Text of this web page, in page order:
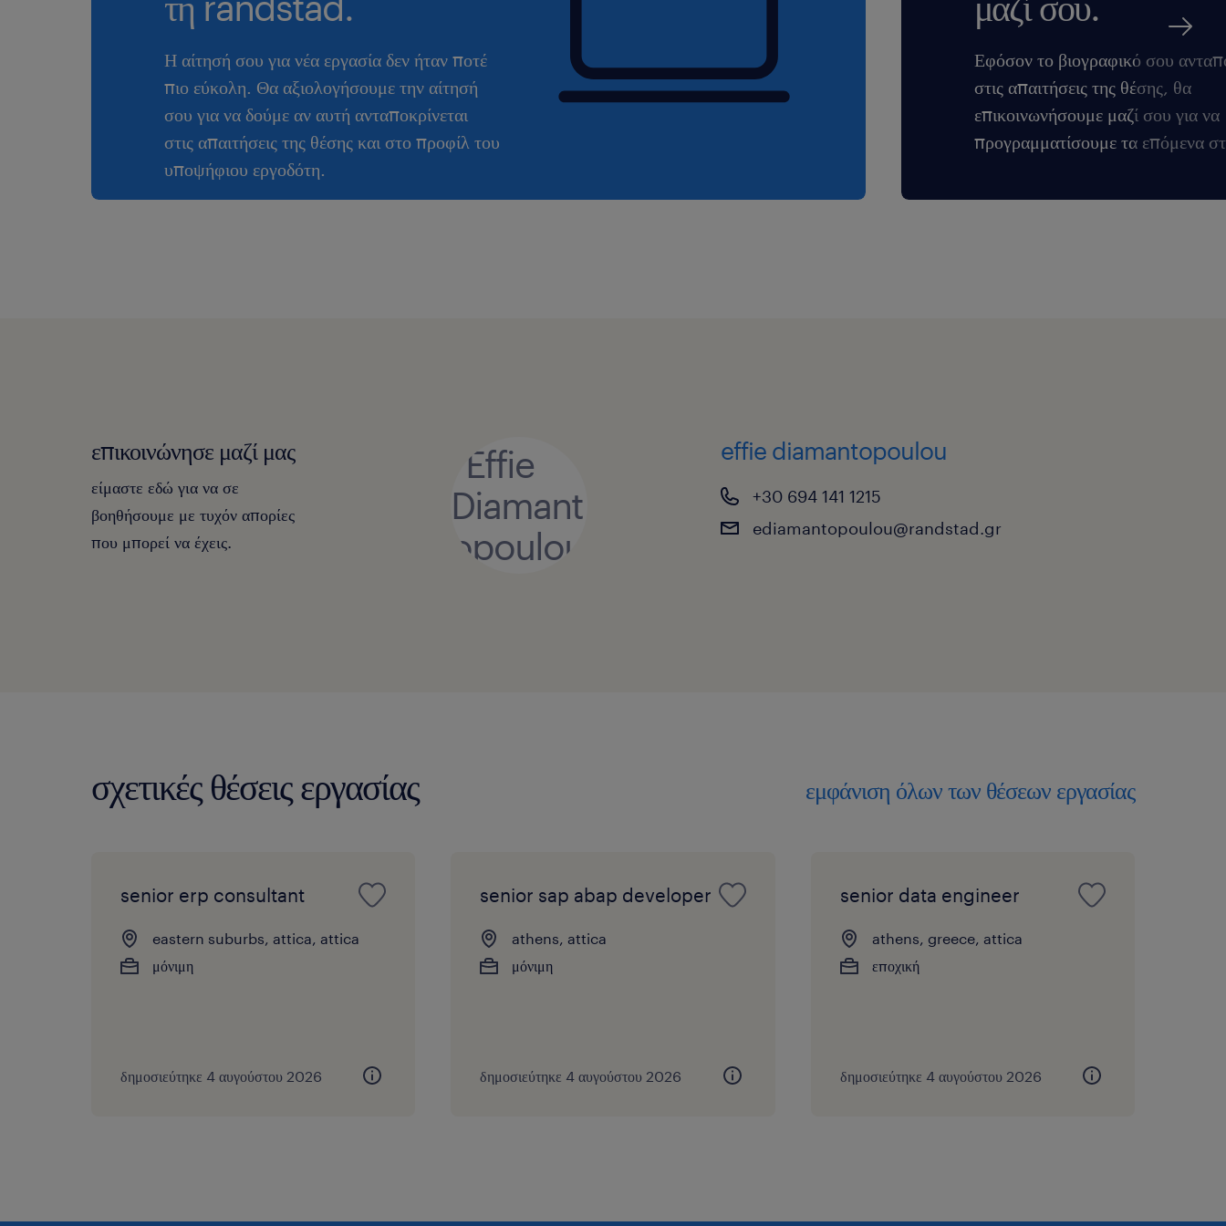
A collaborative spirit that thrives in a team-based
environment while maintaining the independence
Η αίτησή σου για νέα εργασία δεν ήταν ποτέ
πιο εύκολη. Θα αξιολογήσουμε την αίτησή
σου για να δούμε αν αυτή ανταποκρίνεται
στις απαιτήσεις της θέσης και στο προφίλ του
υποψήφιου εργοδότη.
Εφόσον το βιογραφικό σου
στις απαιτήσεις της θέσης, θα
επικοινωνήσουμε μαζί σου για να
προγραμματίσουμε τα επόμενα
επικοινώνησε μαζί μας
είμαστε εδώ για να σε
βοηθήσουμε με τυχόν απορίες
που μπορεί να έχεις.
effie diamantopoulou
+30 694 141 1215
ediamantopoulou@randstad.gr
σχετικές θέσεις εργασίας εμφάνιση όλων των θέσεων εργασίας
senior erp consultant
eastern suburbs, attica, attica
μόνιμη
δημοσιεύτηκε 4 αυγούστου 2026
senior sap abap developer
athens, attica
μόνιμη
δημοσιεύτηκε 4 αυγούστου 2026
senior data engineer
athens, greece, attica
εποχική
δημοσιεύτηκε 4 αυγούστου 2026